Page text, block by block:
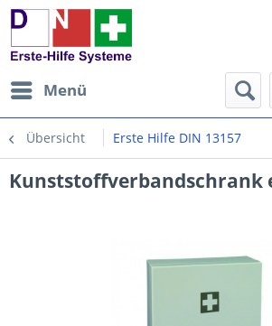
Menü
Übersicht Erste Hilfe DIN 13157
Kunststoffverbandschrank